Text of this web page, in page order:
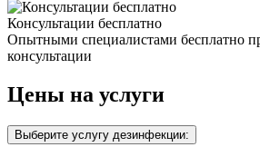
Консультации бесплатно
Опытными специалистами бесплатно
консультации
Цены на услуги
Выберите услугу дезинфекции: